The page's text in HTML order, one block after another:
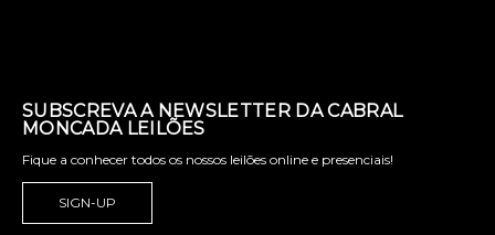
SUBSCREVA A NEWSLETTER DA CABRAL
MONCADA LEILÕES
Fique a conhecer todos os nossos leilões online e presenciais!
SIGN-UP